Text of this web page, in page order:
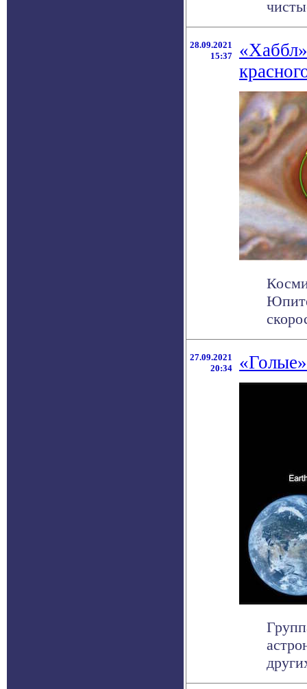
28.09.2021
15:37
27.09.2021
20:34